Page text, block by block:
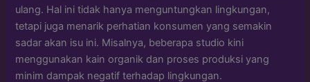
ulang. Hal ini tidak hanya menguntungkan lingkungan,
tetapi juga menarik perhatian konsumen yang semakin
sadar akan isu ini. Misalnya, beberapa studio kini
menggunakan kain organik dan proses produksi yang
minim dampak negatif terhadap lingkungan.